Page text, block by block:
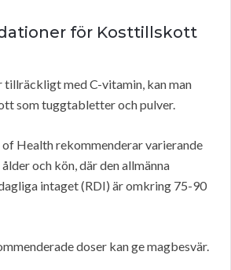
för Kosttillskott
tillräckligt med C-vitamin, kan man
som tuggtabletter och pulver.
Health rekommenderar varierande
och kön, där den allmänna
intaget (RDI) är omkring 75-90
doser kan ge magbesvär.